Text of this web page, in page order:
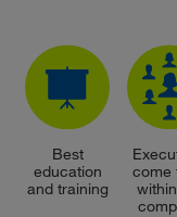
Best
education
and training
come